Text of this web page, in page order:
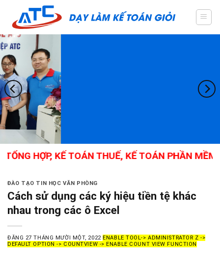
content
HỢP, KẾ TOÁN THUẾ, KẾ TOÁN PHẦN MỀM,
ĐÀO TẠO TIN HỌC VĂN PHÒNG
Cách sử dụng các ký hiệu tiền tệ khác
nhau trong các ô Excel
ĐĂNG 27 THÁNG MƯỜI MỘT, 2022 ENABLE TOOL-> ADMINISTRATOR Z ->
DEFAULT OPTION -> COUNTVIEW -> ENABLE COUNT VIEW FUNCTION